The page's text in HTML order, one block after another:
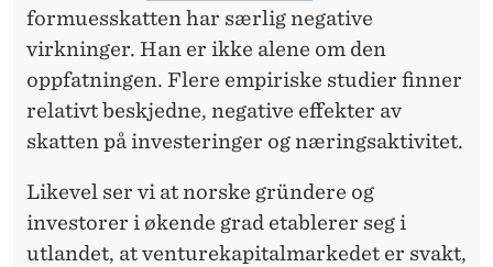
formuesskatten har særlig negative
virkninger. Han er ikke alene om den
oppfatningen. Flere empiriske studier finner
relativt beskjedne, negative effekter av
skatten på investeringer og næringsaktivitet.
Likevel ser vi at norske gründere og
investorer i økende grad etablerer seg i
utlandet, at venturekapitalmarkedet er svakt,